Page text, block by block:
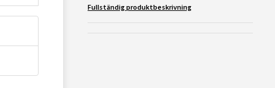
Fullständig produktbeskrivning